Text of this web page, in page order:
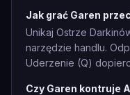
Jak grać Garen
Unikaj Ostrze
narzędzie handlu.
Uderzenie (Q)
Czy Garen kontruje